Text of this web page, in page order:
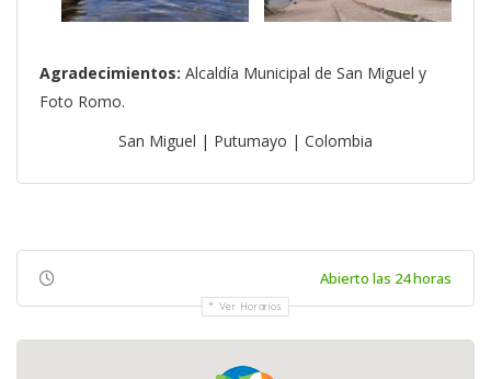
Agradecimientos: Alcaldía Municipal de San Miguel y
Foto Romo.
San Miguel | Putumayo | Colombia
Abierto las 24 horas
Ver Horarios